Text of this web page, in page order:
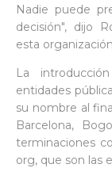
Nadie puede
decisión", dijo
esta
La
entidades
su nombre al
Barcelona,
terminaciones
org, que son las